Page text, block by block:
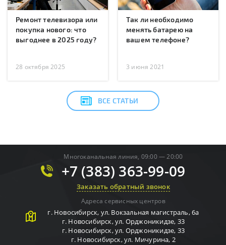
Ремонт телевизора или
покупка нового: что
выгоднее в 2025 году?
28 октября 2025
Так ли необходимо
менять батарею на
вашем телефоне?
3 июня 2021
ВСЕ СТАТЬИ
Многоканальная линия, 09:00 — 20:00
+7 (383) 363-99-09
Заказать обратный звонок
Адреса сервисных центров
г. Новосибирск, ул. Вокзальная магистраль, 6а
г. Новосибирск,ул. Орджоникидзе, 33
г. Новосибирск,ул. Орджоникидзе, 33
г. Новосибирск,ул. Мичурина, 2